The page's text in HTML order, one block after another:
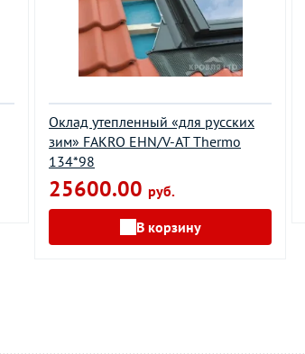
Оклад утепленный «для русских
зим» FAKRO EHN/V-AT Thermo
134*98
25600.00 руб.
В корзину